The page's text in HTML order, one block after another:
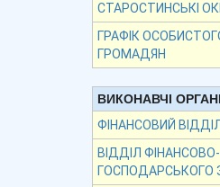
СТАРОСТИНСЬКІ
ГРАФІК
ГРОМАДЯН
ВИКОНАВЧІ
ФІНАНСОВИЙ ВІДДІЛ
ВІДДІЛ ФІНАНСОВО-
ГОСПОДАРСЬКОГО